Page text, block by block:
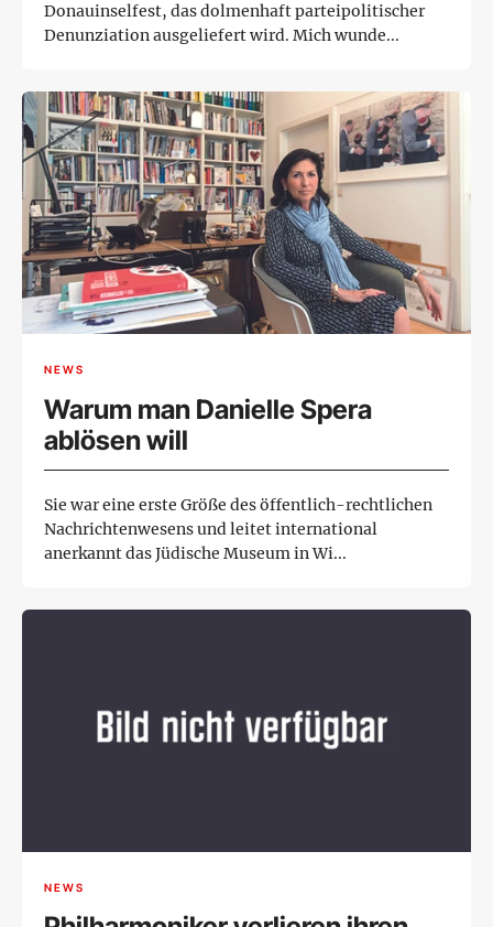
Donauinselfest, das dolmenhaft parteipolitischer
Denunziation ausgeliefert wird. Mich wunde...
NEWS
Warum man Danielle Spera
ablösen will
Sie war eine erste Größe des öffentlich-rechtlichen
Nachrichtenwesens und leitet international
anerkannt das Jüdische Museum in Wi...
NEWS